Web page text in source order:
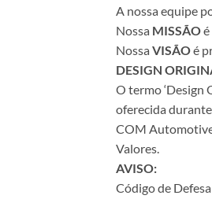
A nossa equipe
Nossa MISSÃO
Nossa VISÃOé
DESIGN
O termo ‘Design
oferecida
COM Automotive
Valores.
AVISO:
Código de